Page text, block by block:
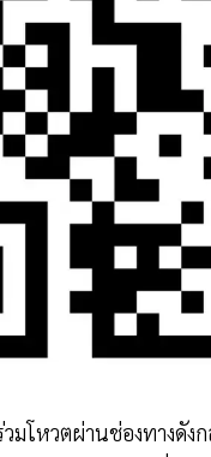
โหวตผ่านช่องทางดัง